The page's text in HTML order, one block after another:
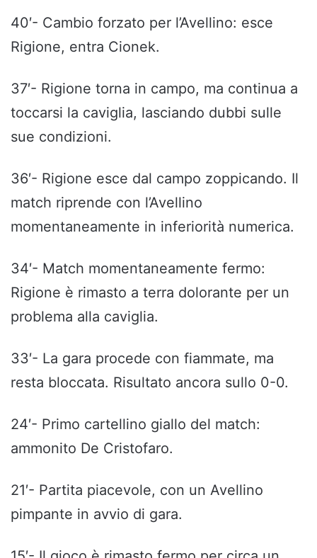
40′- Cambio forzato per l’Avellino: esce
Rigione, entra Cionek.
37′- Rigione torna in campo, ma continua a
toccarsi la caviglia, lasciando dubbi sulle
sue condizioni.
36′- Rigione esce dal campo zoppicando. Il
match riprende con l’Avellino
momentaneamente in inferiorità numerica.
34′- Match momentaneamente fermo:
Rigione è rimasto a terra dolorante per un
problema alla caviglia.
33′- La gara procede con fiammate, ma
resta bloccata. Risultato ancora sullo 0-0.
24′- Primo cartellino giallo del match:
ammonito De Cristofaro.
21′- Partita piacevole, con un Avellino
pimpante in avvio di gara.